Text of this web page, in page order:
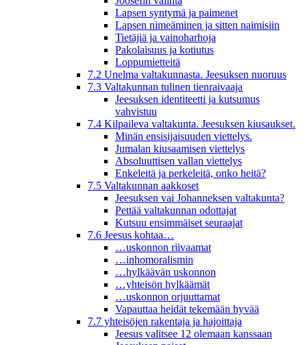
Lapsen syntymä ja paimenet
Lapsen nimeäminen ja sitten naimisiin
Tietäjiä ja vainoharhoja
Pakolaisuus ja kotiutus
Loppumietteitä
7.2 Unelma valtakunnasta. Jeesuksen nuoruus
7.3 Valtakunnan tulinen tienraivaaja
Jeesuksen identiteetti ja kutsumus
vahvistuu
7.4 Kilpaileva valtakunta. Jeesuksen kiusaukset.
Minän ensisijaisuuden viettelys.
Jumalan kiusaamisen viettelys
Absoluuttisen vallan viettelys
Enkeleitä ja perkeleitä, onko heitä?
7.5 Valtakunnan aakkoset
Jeesuksen vai Johanneksen valtakunta?
Pettää valtakunnan odottajat
Kutsuu ensimmäiset seuraajat
7.6 Jeesus kohtaa…
…uskonnon riivaamat
…inhomoralismin
…hylkäävän uskonnon
…yhteisön hylkäämät
…uskonnon orjuuttamat
Vapauttaa heidät tekemään hyvää
7.7 yhteisöjen rakentaja ja hajoittaja
Jeesus valitsee 12 olemaan kanssaan